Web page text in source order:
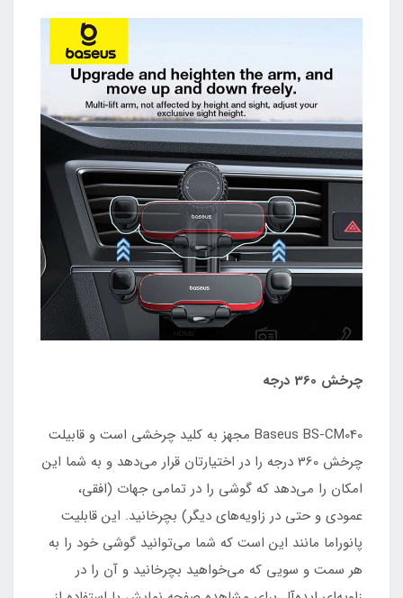
چرخش 360 درجه
Baseus BS-CM040 مجهز به کلید چرخشی است و قابیلت
چرخش 360 درجه را در اختیارتان قرار می‌دهد و به شما این
امکان را می‌دهد که گوشی را در تمامی جهات (افقی،
عمودی و حتی در زاویه‌های دیگر) بچرخانید. این قابلیت
پانوراما مانند این است که شما می‌توانید گوشی خود را به
هر سمت و سویی که می‌خواهید بچرخانید و آن را در